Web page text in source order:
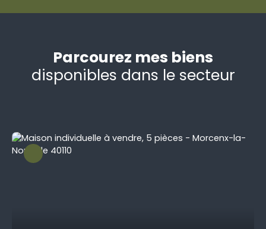
Parcourez mes biens
disponibles dans le secteur